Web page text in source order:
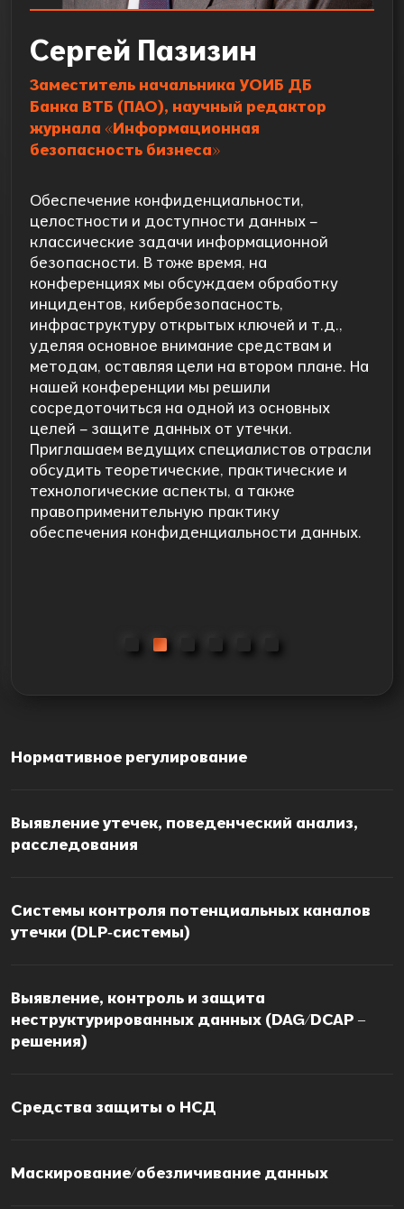
Сергей Пазизин
Заместитель начальника УОИБ ДБ
Банка ВТБ (ПАО), научный редактор
журнала «Информационная
безопасность бизнеса»
Обеспечение конфиденциальности,
целостности и доступности данных –
классические задачи информационной
безопасности. В тоже время, на
конференциях мы обсуждаем обработку
инцидентов, кибербезопасность,
инфраструктуру открытых ключей и т.д.,
уделяя основное внимание средствам и
методам, оставляя цели на втором плане. На
нашей конференции мы решили
сосредоточиться на одной из основных
целей – защите данных от утечки.
Приглашаем ведущих специалистов отрасли
обсудить теоретические, практические и
технологические аспекты, а также
правоприменительную практику
обеспечения конфиденциальности данных.
Нормативное регулирование
Выявление утечек, поведенческий анализ,
расследования
Системы контроля потенциальных каналов
утечки (DLP‑системы)
Выявление, контроль и защита
неструктурированных данных (DAG/DCAP –
решения)
Средства защиты о НСД
Маскирование/обезличивание данных